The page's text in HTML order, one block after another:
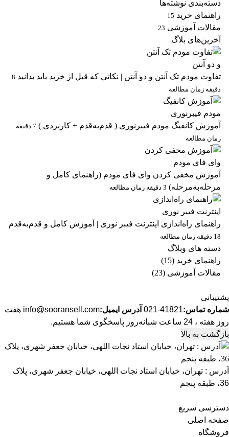
دسته‌بندی نوشته‌ها
راهنمای خرید 15
مقالات آموزشی 23
آخرین‌های بلاگ
تفاوت مودم تک آنتن و دو آنتن | نکاتی که قبل از خرید باید بدانید 8
دقیقه زمان مطالعه
آموزش کانفیگ مودم فیبرنوری ( قدم‌به‌قدم + کاربردی )
7 دقیقه
زمان مطالعه
آموزش مخفی کردن وای فای مودم (راهنمای کامل و
مرحله‌به‌مرحله) 3 دقیقه زمان مطالعه
راهنمای راه‌اندازی اینترنت فیبر نوری | آموزش کامل و قدم‌به‌قدم
18 دقیقه زمان مطالعه
دسته های وبلاگ
راهنمای خرید (15)
مقالات آموزشی (23)
پشتیبانی
شماره تماس:41821-021 آدرس ایمیل:info@sooransell.com هفت
روز هفته ، 24 ساعت شبانه‌روز پاسخگوی شما هستیم.
بازگشت به بالا
آدرس : تهران، خیابان استاد نجات اللهی، خیابان جعفر شهری، پلاک
36، طبقه پنجم
دسترسی سریع
صفحه اصلی
فروشگاه